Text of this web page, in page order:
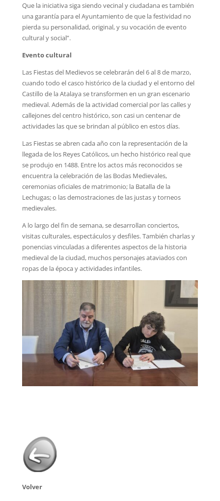
Que la iniciativa siga siendo vecinal y ciudadana es también
una garantía para el Ayuntamiento de que la festividad no
pierda su personalidad, original, y su vocación de evento
cultural y social”.
Evento cultural
Las Fiestas del Medievos se celebrarán del 6 al 8 de marzo,
cuando todo el casco histórico de la ciudad y el entorno del
Castillo de la Atalaya se transformen en un gran escenario
medieval. Además de la actividad comercial por las calles y
callejones del centro histórico, son casi un centenar de
actividades las que se brindan al público en estos días.
Las Fiestas se abren cada año con la representación de la
llegada de los Reyes Católicos, un hecho histórico real que
se produjo en 1488. Entre los actos más reconocidos se
encuentra la celebración de las Bodas Medievales,
ceremonias oficiales de matrimonio; la Batalla de la
Lechugas; o las demostraciones de las justas y torneos
medievales.
A lo largo del fin de semana, se desarrollan conciertos,
visitas culturales, espectáculos y desfiles. También charlas y
ponencias vinculadas a diferentes aspectos de la historia
medieval de la ciudad, muchos personajes ataviados con
ropas de la época y actividades infantiles.
Volver